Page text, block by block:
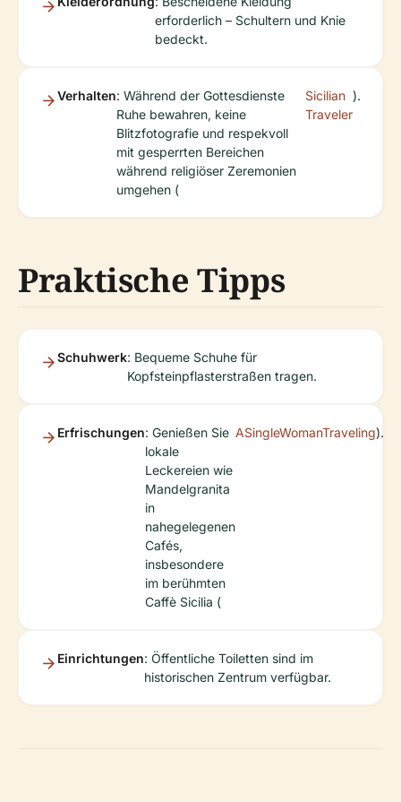
erforderlich – Schultern und Knie
bedeckt.
Verhalten: Während der Gottesdienste
Ruhe bewahren, keine
Blitzfotografie und respekvoll
mit gesperrten Bereichen
während religiöser Zeremonien
umgehen (
Sicilian
Traveler
).
Praktische Tipps
Schuhwerk: Bequeme Schuhe für
Kopfsteinpflasterstraßen tragen.
Erfrischungen: Genießen Sie
lokale
Leckereien wie
Mandelgranita
in
nahegelegenen
Cafés,
insbesondere
im berühmten
Caffè Sicilia (
ASingleWomanTraveling).
Einrichtungen: Öffentliche Toiletten sind im
historischen Zentrum verfügbar.